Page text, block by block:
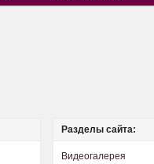
Разделы сайта:
Видеогалерея